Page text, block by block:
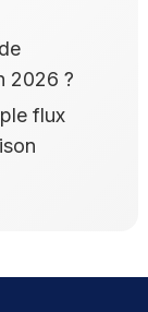
2026 ?
flux